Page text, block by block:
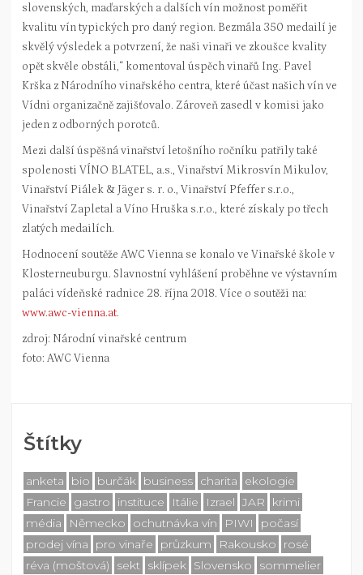
slovenských, maďarských a dalších vín možnost poměřit
kvalitu vín typických pro daný region. Bezmála 350 medailí je
skvělý výsledek a potvrzení, že naši vinaři ve zkoušce kvality
opět skvěle obstáli,“ komentoval úspěch vinařů Ing. Pavel
Krška z Národního vinařského centra, které účast našich vín ve
Vídni organizačně zajišťovalo. Zároveň zasedl v komisi jako
jeden z odborných porotců.
Mezi další úspěšná vinařství letošního ročníku patřily také
spolenosti VÍNO BLATEL, a.s., Vinařství Mikrosvín Mikulov,
Vinařství Piálek & Jäger s. r. o., Vinařství Pfeffer s.r.o.,
Vinařství Zapletal a Víno Hruška s.r.o., které získaly po třech
zlatých medailích.
Hodnocení soutěže AWC Vienna se konalo ve Vinařské škole v
Klosterneuburgu. Slavnostní vyhlášení proběhne ve výstavním
paláci vídeňské radnice 28. října 2018. Více o soutěži na:
www.awc-vienna.at.
zdroj: Národní vinařské centrum
foto: AWC Vienna
Štítky
anketa bio burčák business charita
ekologie
Francie
gastro instituce Itálie Izrael JAR
krimi
média
Německo ochutnávka vín PIWI
počasí
prodej vína
pro vinaře průzkum Rakousko
rosé
réva (moštová)
sekt sklípek Slovensko sommelier